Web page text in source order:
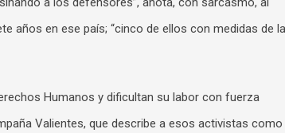
años en ese país; “cinco de ellos con medidas de la
Humanos y dificultan su labor con fuerza
Valientes, que describe a esos activistas como